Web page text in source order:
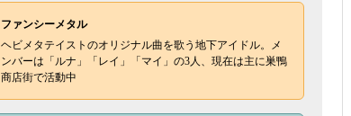
ファンシーメタル
ヘビメタテイストのオリジナル曲を歌う地下アイドル。メ
ンバーは「ルナ」「レイ」「マイ」の3人、現在は主に巣鴨
商店街で活動中